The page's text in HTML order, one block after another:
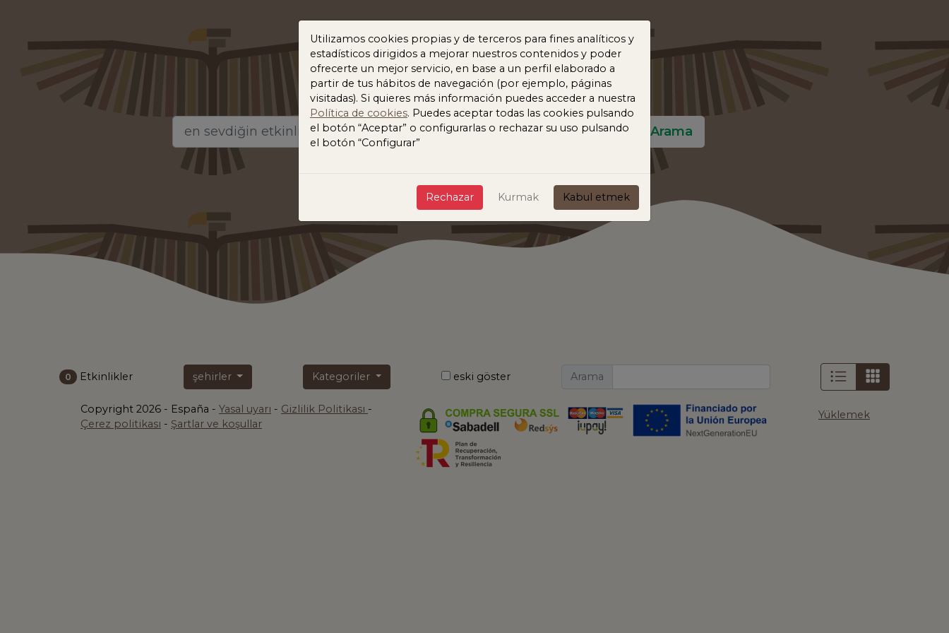
Fauna Y Acción
Arama
0 Etkinlikler şehirler Kategoriler eski göster Arama
Copyright 2026 - España - Yasal uyarı - Gizlilik Politikası -
Çerez politikası - Şartlar ve koşullar
Yüklemek
Utilizamos cookies propias y de terceros para fines analíticos y
estadísticos dirigidos a mejorar nuestros contenidos y poder
ofrecerte un mejor servicio, en base a un perfil elaborado a
partir de tus hábitos de navegación (por ejemplo, páginas
visitadas). Si quieres más información puedes acceder a nuestra
Política de cookies. Puedes aceptar todas las cookies pulsando
el botón “Aceptar” o configurarlas o rechazar su uso pulsando
el botón “Configurar”
Rechazar Kurmak Kabul etmek